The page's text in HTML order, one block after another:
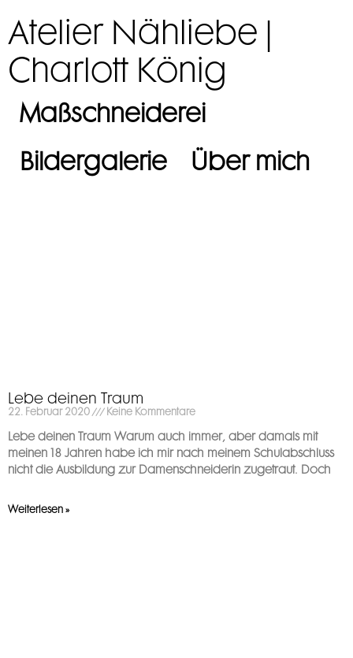
Atelier Nähliebe |
Charlott König
Maßschneiderei
Bildergalerie
Über mich
Lebe deinen Traum
22. Februar 2020 Keine Kommentare
Lebe deinen Traum Warum auch immer, aber damals mit
meinen 18 Jahren habe ich mir nach meinem Schulabschluss
nicht die Ausbildung zur Damenschneiderin zugetraut. Doch
Weiterlesen »